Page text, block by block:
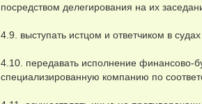
посредством делегирования на их
4.9. выступать истцом и ответчиком в
4.10. передавать исполнение финансово-
специализированную компанию по